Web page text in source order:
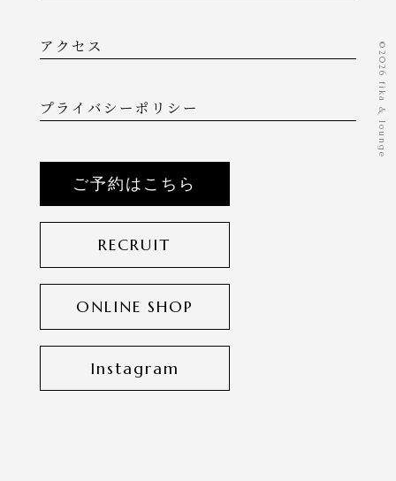
アクセス
プライバシーポリシー
ご予約はこちら
RECRUIT
ONLINE SHOP
Instagram
©️2026 fika & lounge